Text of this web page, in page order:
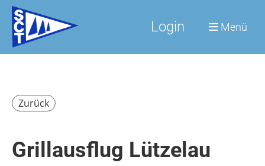
Login Menü
Zurück
Grillausflug Lützelau